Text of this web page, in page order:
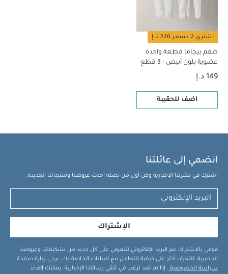
اشتري 2 بسعر 220 د.إ
طقم بيجاما قطعة واحدة
عضوية بلون أبيض - 3 قطع
149 د.إ
اضف للحقيبة
انضمي إلى عائلتنا
اشترك في نشرتنا الإخبارية وكن أول من تصله أحدث عروضنا ومنتجاتنا الجديدة.
الإشتراك
قومي بالاشتراك عبر البريد الإلكتروني لتتعرفي على كل جديد من تشكيلاتنا وعروضنا
الحصرية. للتعرف أكثر على كيفية التعامل مع البيانات الخاصة بك، يرجى زيارة صفحة
سياسة الخصوصية . إذا لم تعد ترغب في تلقي رسائلنا الإخبارية، يمكنك إلغاء